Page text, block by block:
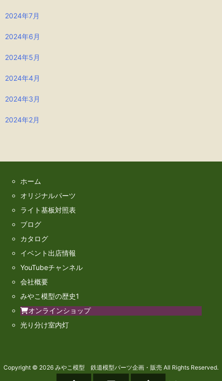
2024年7月
2024年6月
2024年5月
2024年4月
2024年3月
2024年2月
ホーム
オリジナルパーツ
ライト基板対照表
ブログ
カタログ
イベント出店情報
YouTubeチャンネル
会社概要
みやこ模型の歴史1
オンラインショップ
光り分け室内灯
Copyright © 2026 みやこ模型 鉄道模型パーツ企画・販売 All Rights Reserved.